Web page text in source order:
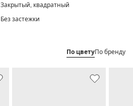
Закрытый, квадратный
Без застежки
По цветуПо бренду